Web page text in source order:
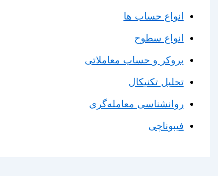
انواع حساب ها
انواع سطوح
بروکر و حساب معاملاتی
تحلیل تکنیکال
روانشناسی معامله‌گری
فیبوناچی